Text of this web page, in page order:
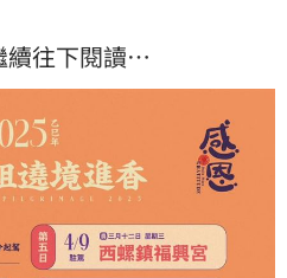
續往下閱讀…